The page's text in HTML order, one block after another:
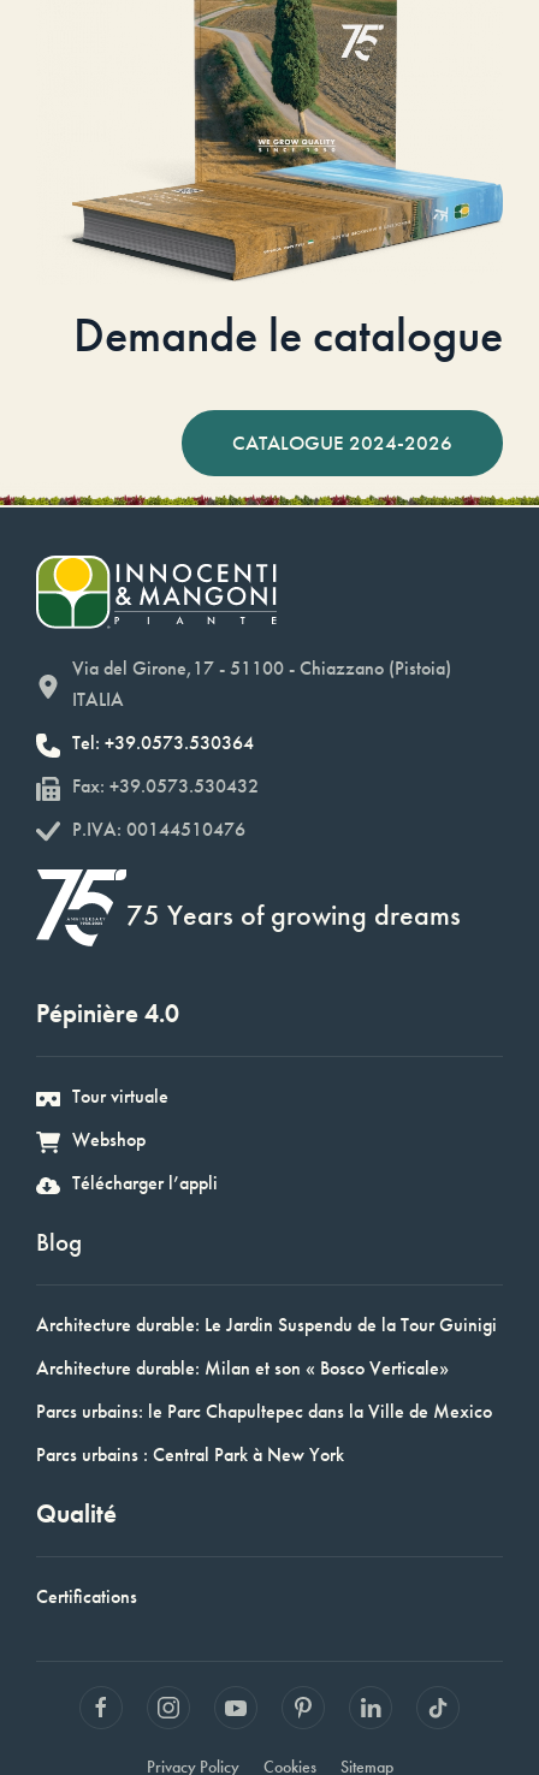
Demande le catalogue
CATALOGUE 2024-2026
Via del Girone,17 - 51100 - Chiazzano (Pistoia)
ITALIA
Tel: +39.0573.530364
Fax: +39.0573.530432
P.IVA: 00144510476
75 Years of growing dreams
Pépinière 4.0
Tour virtuale
Webshop
Télécharger l’appli
Blog
Architecture durable: Le Jardin Suspendu de la Tour Guinigi
Architecture durable: Milan et son « Bosco Verticale»
Parcs urbains: le Parc Chapultepec dans la Ville de Mexico
Parcs urbains : Central Park à New York
Qualité
Certifications
Privacy Policy Cookies Sitemap